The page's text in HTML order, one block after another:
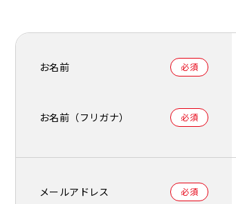
お名前
お名前 （フリガナ）
メールアドレス